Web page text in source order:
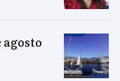
agosto